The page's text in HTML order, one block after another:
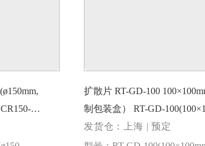
色温)
扩散片 RT-GD-100 100×100mm（无定
制包装盒） RT-GD-
发货仓：上海 | 预定